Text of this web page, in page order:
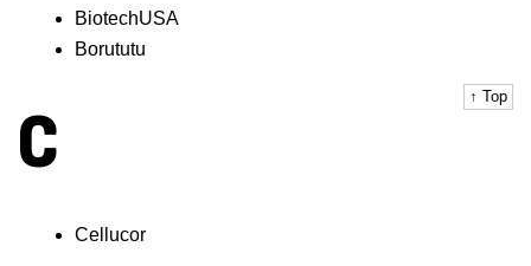
BiotechUSA
Borututu
↑ Top
C
Cellucor